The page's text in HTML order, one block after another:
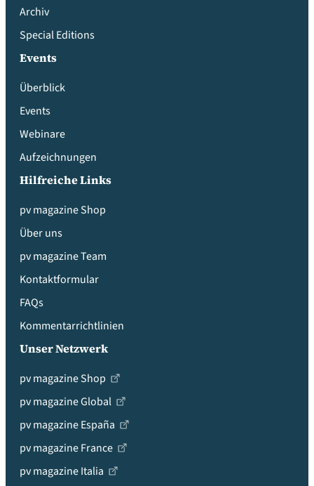
Archiv
Special Editions
Events
Überblick
Events
Webinare
Aufzeichnungen
Hilfreiche Links
pv magazine Shop
Über uns
pv magazine Team
Kontaktformular
FAQs
Kommentarrichtlinien
Unser Netzwerk
pv magazine Shop
pv magazine Global
pv magazine España
pv magazine France
pv magazine Italia